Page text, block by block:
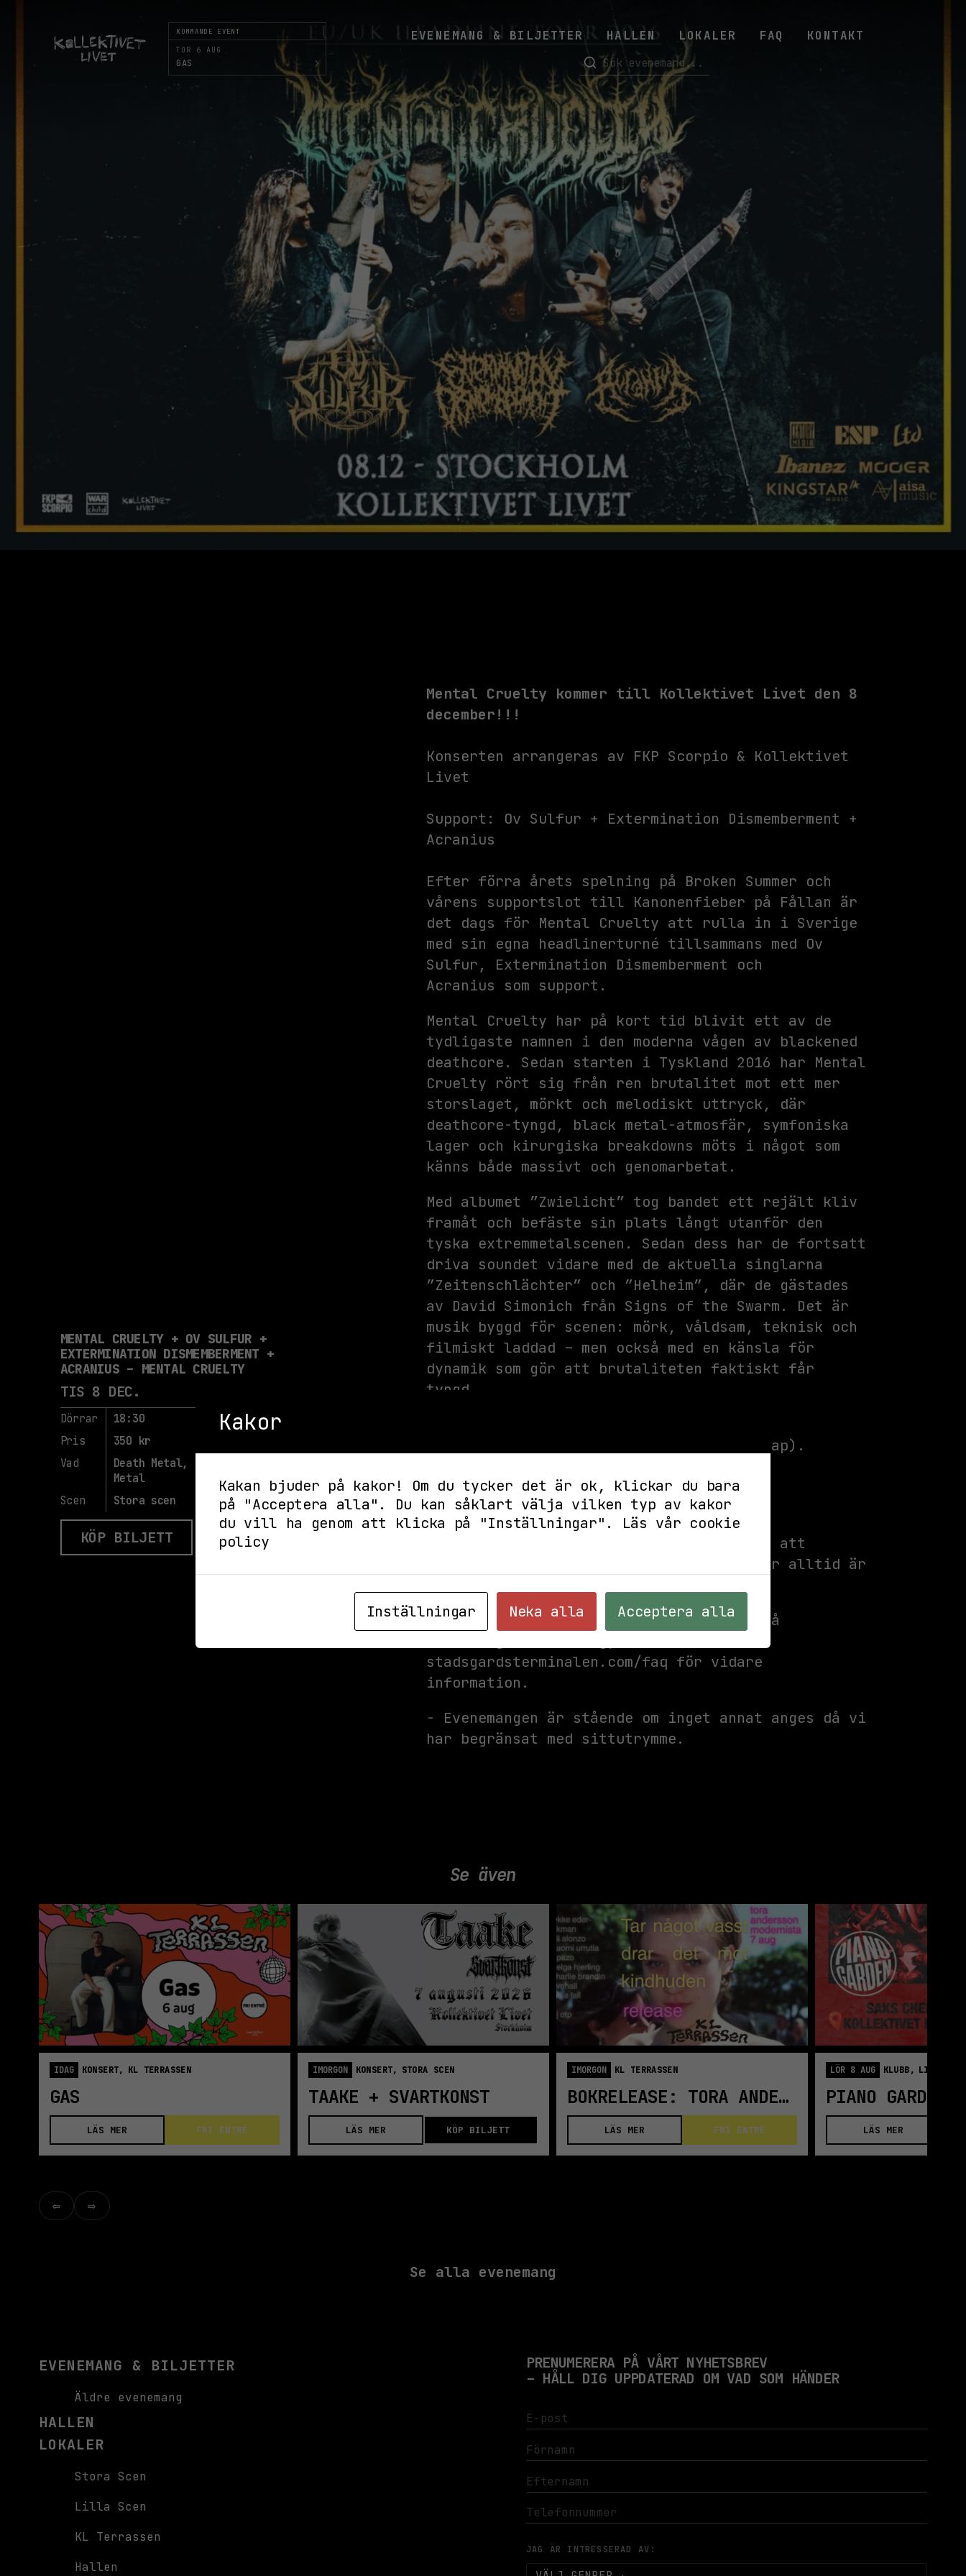
KOMMANDE EVENT
TOR 6 AUG
GAS ›
EVENEMANG & BILJETTER HALLEN LOKALER FAQ KONTAKT
MENTAL CRUELTY + OV SULFUR +
EXTERMINATION DISMEMBERMENT +
ACRANIUS – MENTAL CRUELTY
TIS 8 DEC.
Dörrar
18:30
Pris
350 kr
Vad
Death Metal, Deathcore, Konsert,
Metal
Scen
Stora scen
KÖP BILJETT HITTA HIT
Mental Cruelty kommer till Kollektivet Livet den 8
december!!!
Konserten arrangeras av FKP Scorpio & Kollektivet
Livet
Support: Ov Sulfur + Extermination Dismemberment +
Acranius
Efter förra årets spelning på Broken Summer och
vårens supportslot till Kanonenfieber på Fållan är
det dags för Mental Cruelty att rulla in i Sverige
med sin egna headlinerturné tillsammans med Ov
Sulfur, Extermination Dismemberment och
Acranius som support.
Mental Cruelty har på kort tid blivit ett av de
tydligaste namnen i den moderna vågen av blackened
deathcore. Sedan starten i Tyskland 2016 har Mental
Cruelty rört sig från ren brutalitet mot ett mer
storslaget, mörkt och melodiskt uttryck, där
deathcore-tyngd, black metal-atmosfär, symfoniska
lager och kirurgiska breakdowns möts i något som
känns både massivt och genomarbetat.
Med albumet ”Zwielicht” tog bandet ett rejält kliv
framåt och befäste sin plats långt utanför den
tyska extremmetalscenen. Sedan dess har de fortsatt
driva soundet vidare med de aktuella singlarna
”Zeitenschlächter” och ”Helheim”, där de gästades
av David Simonich från Signs of the Swarm. Det är
musik byggd för scenen: mörk, våldsam, teknisk och
filmiskt laddad – men också med en känsla för
dynamik som gör att brutaliteten faktiskt får
tyngd.
Åldersgräns: 18 år (13+ i målsman sällskap).
Inför ditt besök på Kollektivet Livet:
- Live startar cirka 30-60 minuter efter att
dörrarna öppnas. Observera att starttider alltid är
- Våra åldersgränser varierar beroende på
stadsgardsterminalen.com/faq för vidare
information.
- Evenemangen är stående om inget annat anges då vi
har begränsat med sittutrymme.
Se även
IDAG KONSERT, KL TERRASSEN
GAS
FRI ENTRÉ
LÄS MER
IMORGON KONSERT, STORA SCEN
TAAKE + SVARTKONST
KÖP BILJETT
LÄS MER
IMORGON KL TERRASSEN
BOKRELEASE: TORA ANDERSSON
FRI ENTRÉ
LÄS MER
LÖR 8 AUG KLUBB, LILLA
PIANO GARDEN
LÄS MER
⇦ ⇨
Se alla evenemang
PRENUMERERA PÅ VÅRT NYHETSBREV
– HÅLL DIG UPPDATERAD OM VAD SOM HÄNDER
JAG ÄR INTRESSERAD AV:
EVENEMANG & BILJETTER
Äldre evenemang
HALLEN
LOKALER
Stora Scen
Lilla Scen
KL Terrassen
Hallen
Kakor
Kakan bjuder på kakor! Om du tycker det är ok, klickar du bara
på "Acceptera alla". Du kan såklart välja vilken typ av kakor
du vill ha genom att klicka på "Inställningar". Läs vår cookie
policy
Inställningar Neka alla Acceptera alla